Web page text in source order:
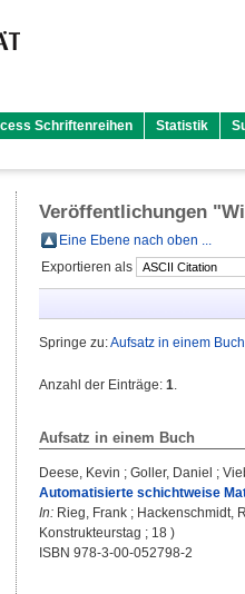
Schriftenreihen Statistik
Veröffentlichungen "
Eine Ebene nach oben ...
Exportieren als
Springe zu:Aufsatz in einem Buch
Anzahl der Einträge: 1.
Aufsatz in einem Buch
Deese, Kevin ; Goller, Daniel ;
Automatisierte schichtweise
In: Rieg, Frank ; Hackenschmidt,
Konstrukteurstag ; 18 )
ISBN 978-3-00-052798-2